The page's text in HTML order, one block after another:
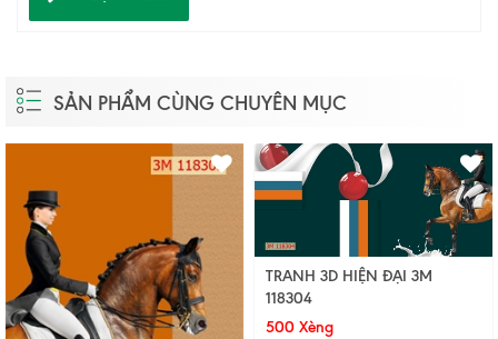
SẢN PHẨM CÙNG CHUYÊN MỤC
TRANH 3D HIỆN ĐẠI 3M
118304
500 Xèng